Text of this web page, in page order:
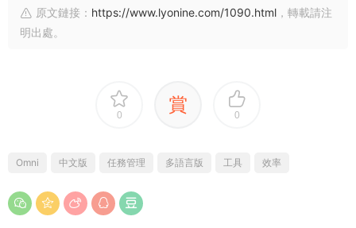
原文鏈接： https://www.lyonine.com/1090.html ，轉載請注
明出處。
0 賞 0
Omni 中文版 任務管理 多語言版 工具 效率